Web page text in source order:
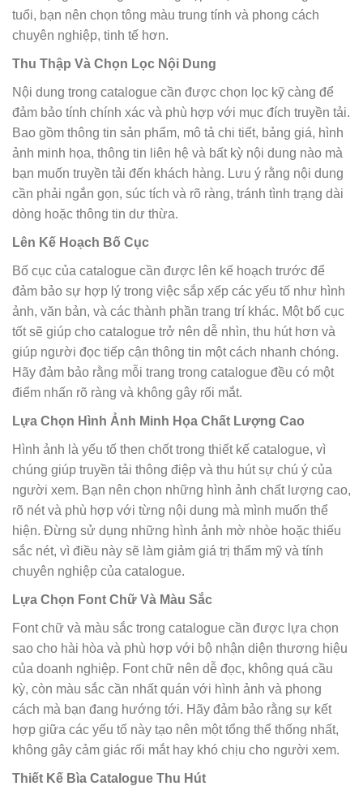
tuổi, bạn nên chọn tông màu trung tính và phong cách
chuyên nghiệp, tinh tế hơn.
Thu Thập Và Chọn Lọc Nội Dung
Nội dung trong catalogue cần được chọn lọc kỹ càng để
đảm bảo tính chính xác và phù hợp với mục đích truyền tải.
Bao gồm thông tin sản phẩm, mô tả chi tiết, bảng giá, hình
ảnh minh họa, thông tin liên hệ và bất kỳ nội dung nào mà
bạn muốn truyền tải đến khách hàng. Lưu ý rằng nội dung
cần phải ngắn gọn, súc tích và rõ ràng, tránh tình trạng dài
dòng hoặc thông tin dư thừa.
Lên Kế Hoạch Bố Cục
Bố cục của catalogue cần được lên kế hoạch trước để
đảm bảo sự hợp lý trong việc sắp xếp các yếu tố như hình
ảnh, văn bản, và các thành phần trang trí khác. Một bố cục
tốt sẽ giúp cho catalogue trở nên dễ nhìn, thu hút hơn và
giúp người đọc tiếp cận thông tin một cách nhanh chóng.
Hãy đảm bảo rằng mỗi trang trong catalogue đều có một
điểm nhấn rõ ràng và không gây rối mắt.
Lựa Chọn Hình Ảnh Minh Họa Chất Lượng Cao
Hình ảnh là yếu tố then chốt trong thiết kế catalogue, vì
chúng giúp truyền tải thông điệp và thu hút sự chú ý của
người xem. Bạn nên chọn những hình ảnh chất lượng cao,
rõ nét và phù hợp với từng nội dung mà mình muốn thể
hiện. Đừng sử dụng những hình ảnh mờ nhòe hoặc thiếu
sắc nét, vì điều này sẽ làm giảm giá trị thẩm mỹ và tính
chuyên nghiệp của catalogue.
Lựa Chọn Font Chữ Và Màu Sắc
Font chữ và màu sắc trong catalogue cần được lựa chọn
sao cho hài hòa và phù hợp với bộ nhận diện thương hiệu
của doanh nghiệp. Font chữ nên dễ đọc, không quá cầu
kỳ, còn màu sắc cần nhất quán với hình ảnh và phong
cách mà bạn đang hướng tới. Hãy đảm bảo rằng sự kết
hợp giữa các yếu tố này tạo nên một tổng thể thống nhất,
không gây cảm giác rối mắt hay khó chịu cho người xem.
Thiết Kế Bìa Catalogue Thu Hút